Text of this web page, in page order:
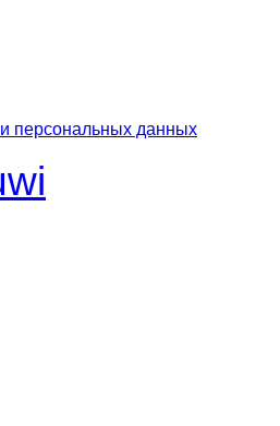
персональных данных